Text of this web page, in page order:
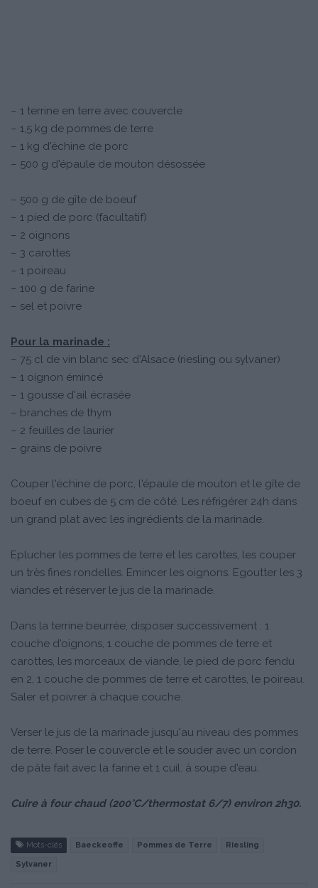
– 1 terrine en terre avec couvercle
– 1,5 kg de pommes de terre
– 1 kg d'échine de porc
– 500 g d'épaule de mouton désossée
– 500 g de gîte de boeuf
– 1 pied de porc (facultatif)
– 2 oignons
– 3 carottes
– 1 poireau
– 100 g de farine
– sel et poivre
Pour la marinade :
– 75 cl de vin blanc sec d'Alsace (riesling ou sylvaner)
– 1 oignon émincé
– 1 gousse d'ail écrasée
– branches de thym
– 2 feuilles de laurier
– grains de poivre
Couper l'échine de porc, l'épaule de mouton et le gîte de
boeuf en cubes de 5 cm de côté. Les réfrigérer 24h dans
un grand plat avec les ingrédients de la marinade.
Eplucher les pommes de terre et les carottes, les couper
un très fines rondelles. Emincer les oignons. Egoutter les 3
viandes et réserver le jus de la marinade.
Dans la terrine beurrée, disposer successivement : 1
couche d'oignons, 1 couche de pommes de terre et
carottes, les morceaux de viande, le pied de porc fendu
en 2, 1 couche de pommes de terre et carottes, le poireau.
Saler et poivrer à chaque couche.
Verser le jus de la marinade jusqu'au niveau des pommes
de terre. Poser le couvercle et le souder avec un cordon
de pâte fait avec la farine et 1 cuil. à soupe d'eau.
Cuire à four chaud (200°C/thermostat 6/7) environ 2h30.
Mots-clés Baeckeoffe Pommes de Terre Riesling
Sylvaner